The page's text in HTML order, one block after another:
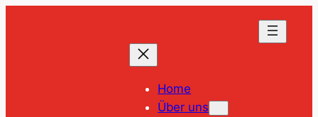
Home
Über uns